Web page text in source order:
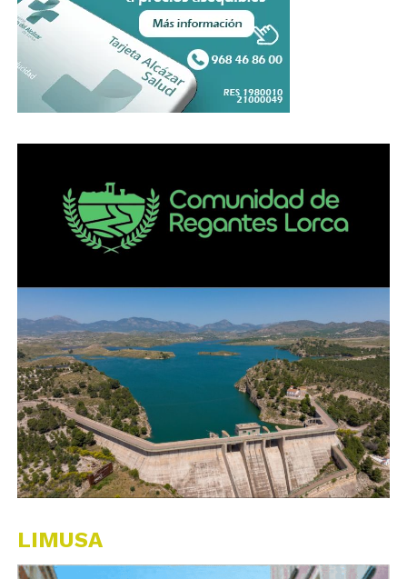
LIMUSA